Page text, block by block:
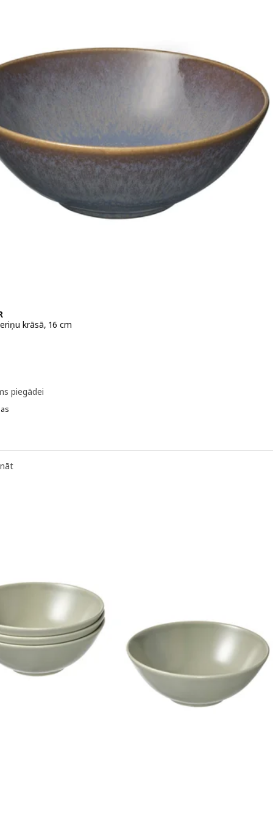
krāsā, 16 cm
piegādei
Bļodiņa, gaiši zilā krāsā, 16 cm